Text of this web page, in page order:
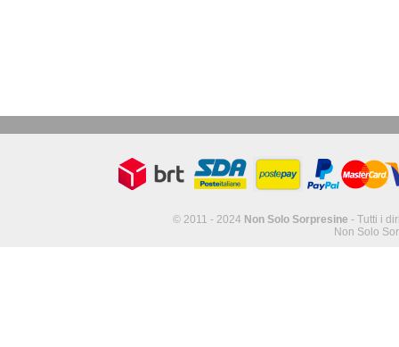
© 2011 - 2024 Non Solo Sorpresine - Tutti i
Non Solo